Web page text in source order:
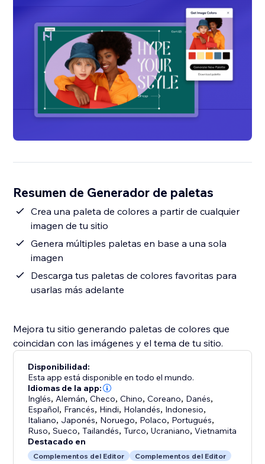
Resumen de Generador de paletas
Crea una paleta de colores a partir de cualquier
imagen de tu sitio
Genera múltiples paletas en base a una sola
imagen
Descarga tus paletas de colores favoritas para
usarlas más adelante
Mejora tu sitio generando paletas de colores que
coincidan con las imágenes y el tema de tu sitio.
Disponibilidad:
Esta app está disponible en todo el mundo.
Idiomas de la app:
Inglés, Alemán,Checo,Chino,Coreano, Danés,
Español, Francés, Hindi, Holandés, Indonesio,
Italiano, Japonés, Noruego, Polaco, Portugués,
Ruso,Sueco,Tailandés,Turco,Ucraniano,Vietnamita
Destacado en
Complementos del Editor Complementos del Editor